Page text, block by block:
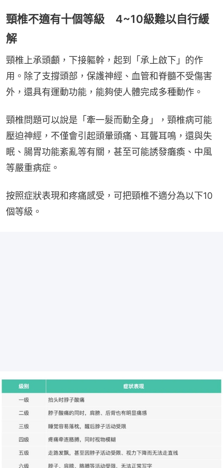
頸椎不適有十個等級 4~10級難以自行緩
解
頸椎上承頭顱，下接軀幹，起到「承上啟下」的作
用。除了支撐頭部，保護神經、血管和脊髓不受傷害
外，還具有運動功能，能夠使人體完成多種動作。
頸椎問題可以說是「牽一髮而動全身」，頸椎病可能
壓迫神經，不僅會引起頭暈頭痛、耳聾耳鳴，還與失
眠、腸胃功能紊亂等有關，甚至可能誘發癱瘓、中風
等嚴重病症。
按照症狀表現和疼痛感受，可把頸椎不適分為以下10
個等級。